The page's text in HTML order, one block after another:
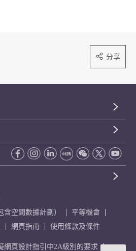
分享
空間數據計劃）
平等機會
網頁指南 使用條款及條件
網頁設計指引中2A級別的要求